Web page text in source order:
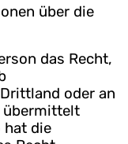
über die
das Recht,
oder an
übermittelt
hat die